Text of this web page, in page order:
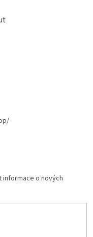
informace o nových